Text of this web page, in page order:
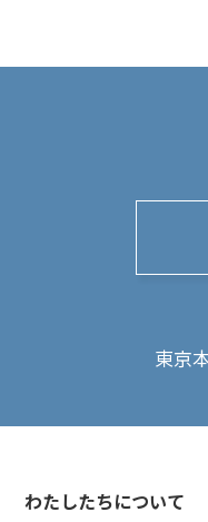
東京
わたしたちについて